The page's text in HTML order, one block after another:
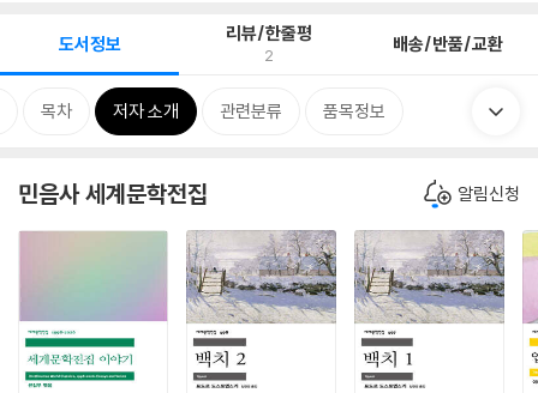
도서정보 리뷰/한줄평
2 배송/반품/교환
목차 저자 소개 관련분류 품목정보
민음사 세계문학전집 알림신청